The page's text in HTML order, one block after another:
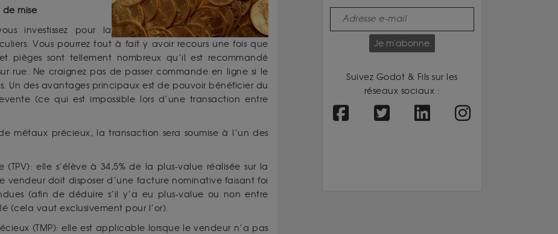
de mise
investissez pour la
Vous pourrez tout à fait y avoir recours une fois que
pièges sont tellement nombreux qu’il est recommandé
rue. Ne craignez pas de passer commande en ligne si le
Un des avantages principaux est de pouvoir bénéficier du
(ce qui est impossible lors d’une transaction entre
métaux précieux, la transaction sera soumise à l’un des
elle s’élève à 34,5% de la plus-value réalisée sur la
vendeur doit disposer d’une facture nominative faisant foi
(afin de déduire s’il y’a eu plus-value ou non entre
(cela vaut exclusivement pour l’or).
(TMP): elle est applicable lorsque le vendeur n’a pas
Je m'abonne
Suivez Godot & Fils sur les
réseaux sociaux :